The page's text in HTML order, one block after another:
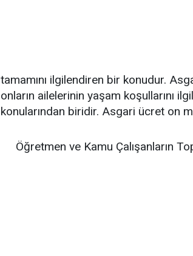
tamamını ilgilendiren bir konudur.
onların ailelerinin yaşam koşullarını
konularından biridir. Asgari ücret on
Öğretmen ve Kamu Çalışanların